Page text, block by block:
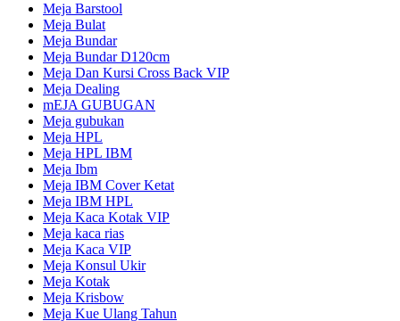
Meja Barstool
Meja Bulat
Meja Bundar
Meja Bundar D120cm
Meja Dan Kursi Cross Back VIP
Meja Dealing
mEJA GUBUGAN
Meja gubukan
Meja HPL
Meja HPL IBM
Meja Ibm
Meja IBM Cover Ketat
Meja IBM HPL
Meja Kaca Kotak VIP
Meja kaca rias
Meja Kaca VIP
Meja Konsul Ukir
Meja Kotak
Meja Krisbow
Meja Kue Ulang Tahun